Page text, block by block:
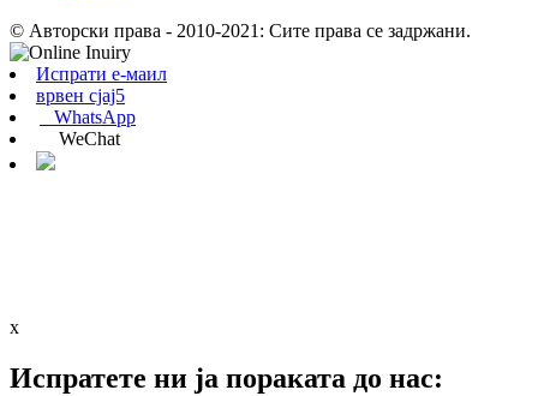
© Авторски права - 2010-2021: Сите права се задржани.
Испрати е-маил
врвен сјај5
WhatsApp
WeChat
x
Испратете ни ја пораката до нас: